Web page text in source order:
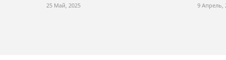
25 Май, 2025 9 Апрель,